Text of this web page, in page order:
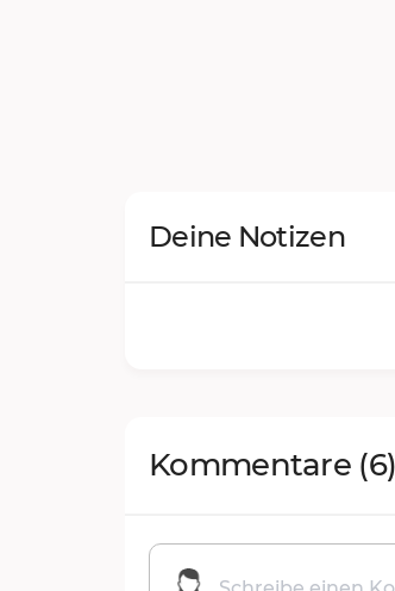
Deine Notizen
Kommentare (6)